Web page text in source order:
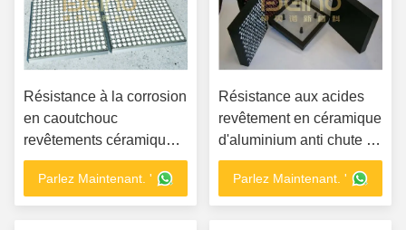
Résistance à la corrosion
en caoutchouc
revêtements céramiques
légers plaques d'usure
en céramique
Parlez Maintenant. '
Résistance aux acides
revêtement en céramique
d'aluminium anti chute en
puissance thermique
Parlez Maintenant. '